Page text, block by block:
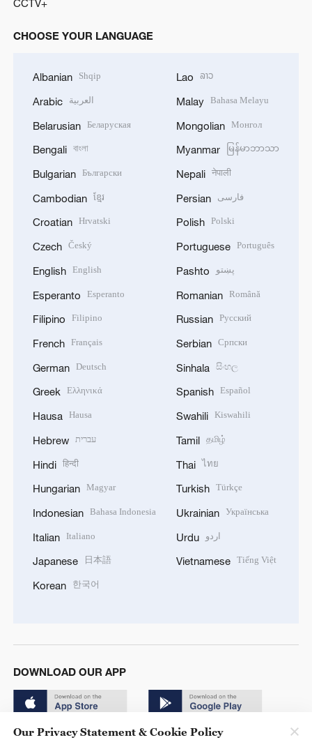
CCTV+
CHOOSE YOUR LANGUAGE
Albanian Shqip
Arabic العربية
Belarusian Беларуская
Bengali বাংলা
Bulgarian Български
Cambodian ខ្មែរ
Croatian Hrvatski
Czech Český
English English
Esperanto Esperanto
Filipino Filipino
French Français
German Deutsch
Greek Ελληνικά
Hausa Hausa
Hebrew עברית
Hindi हिन्दी
Hungarian Magyar
Indonesian Bahasa Indonesia
Italian Italiano
Japanese 日本語
Korean 한국어
Lao ລາວ
Malay Bahasa Melayu
Mongolian Монгол
Myanmar မြန်မာဘာသာ
Nepali नेपाली
Persian فارسی
Polish Polski
Portuguese Português
Pashto پښتو
Romanian Română
Russian Русский
Serbian Српски
Sinhala සිංහල
Spanish Español
Swahili Kiswahili
Tamil தமிழ்
Thai ไทย
Turkish Türkçe
Ukrainian Українська
Urdu اردو
Vietnamese Tiếng Việt
DOWNLOAD OUR APP
Our Privacy Statement & Cookie Policy